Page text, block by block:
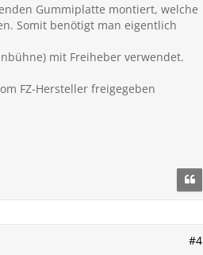
Gummiplatte montiert, welche
Somit benötigt man eigentlich
mit Freiheber verwendet.
FZ-Hersteller freigegeben
#4